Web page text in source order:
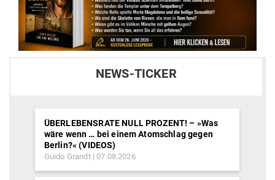
NEWS-TICKER
ÜBERLEBENSRATE NULL PROZENT! – »Was
wäre wenn … bei einem Atomschlag gegen
Berlin?« (VIDEOS)
Guido Grandt 07.08.2026